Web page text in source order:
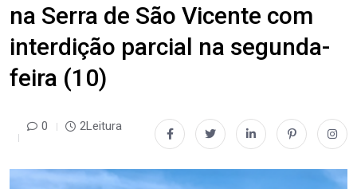
na Serra de São Vicente com
interdição parcial na segunda-
feira (10)
0 2Leitura